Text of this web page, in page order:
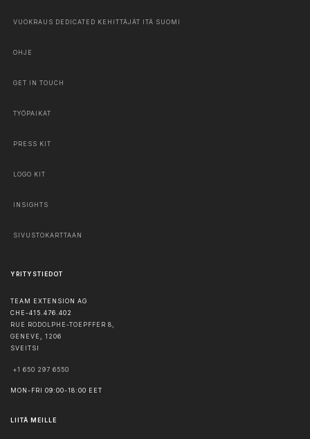
VUOKRAUS DEDICATED KEHITTÄJÄT ITÄ SUOMI
OHJE
GET IN TOUCH
TYÖPAIKAT
PRESS KIT
LOGO KIT
INSIGHTS
SIVUSTOKARTTAAN
YRITYSTIEDOT
TEAM EXTENSION AG
CHE-415.476.402
RUE RODOLPHE-TOEPFFER 8,
GENEVE , 1206
SVEITSI
+1 650 297 6550
MON-FRI 09:00-18:00 EET
LIITÄ MEILLE